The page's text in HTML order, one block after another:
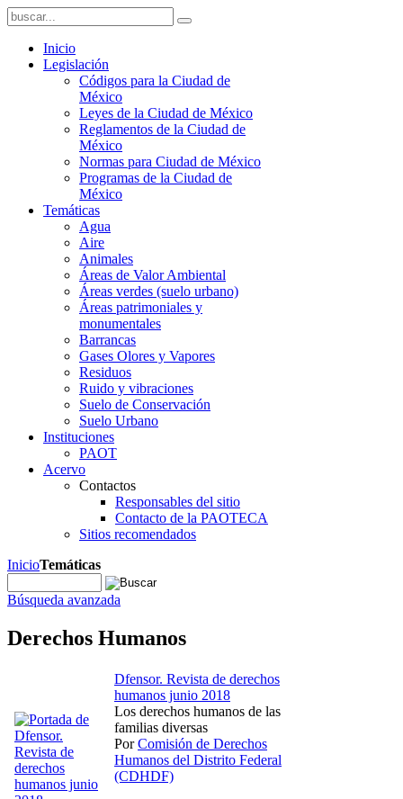
Inicio
Legislación
Códigos para la Ciudad de
México
Leyes de la Ciudad de México
Reglamentos de la Ciudad de
México
Normas para Ciudad de México
Programas de la Ciudad de
México
Temáticas
Agua
Aire
Animales
Áreas de Valor Ambiental
Áreas verdes (suelo urbano)
Áreas patrimoniales y
monumentales
Barrancas
Gases Olores y Vapores
Residuos
Ruido y vibraciones
Suelo de Conservación
Suelo Urbano
Instituciones
PAOT
Acervo
Contactos
Responsables del sitio
Contacto de la PAOTECA
Sitios recomendados
InicioTemáticas
Búsqueda avanzada
Derechos Humanos
Dfensor. Revista de derechos
humanos junio 2018
Los derechos humanos de las
familias diversas
PorComisión de Derechos
Humanos del Distrito Federal
(CDHDF)